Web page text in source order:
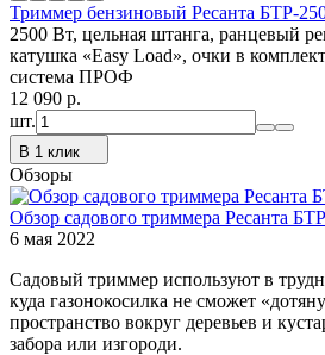
Триммер бензиновый Ресанта БТР-
2500 Вт, цельная штанга, ранцевый
катушка «Easy Load», очки в
система ПРОФ
12 090 p.
шт.
В 1 клик
Обзоры
Обзор садового триммера Ресанта
6 мая 2022
Садовый триммер используют в
куда газонокосилка не сможет
пространство вокруг деревьев и
забора или изгороди.